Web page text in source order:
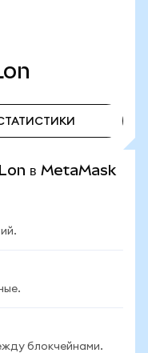
в MetaMask
блокчейнами.